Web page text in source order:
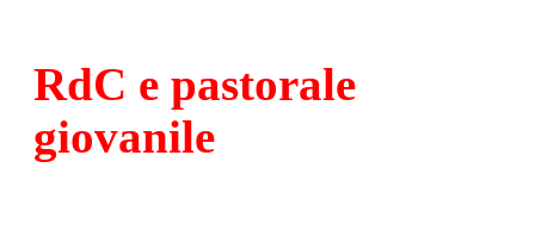
RdC e pastorale
giovanile